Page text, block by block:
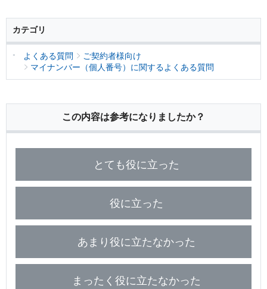
カテゴリ
よくある質問
ご契約者様向け
マイナンバー（個人番号）に関するよくある質問
この内容は参考になりましたか？
とても役に立った
役に立った
あまり役に立たなかった
まったく役に立たなかった